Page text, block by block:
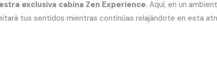
exclusiva cabina Zen Experience. Aquí, en un
tus sentidos mientras continúas relajándote en esta